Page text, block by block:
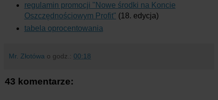
regulamin promocji "Nowe środki na Koncie
Oszczędnościowym Profit" (18. edycja)
tabela oprocentowania
Mr. Złotówa o godz.: 00:18
43 komentarze: